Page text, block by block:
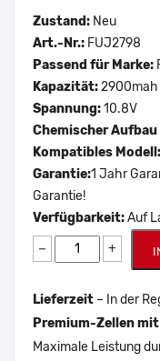
Zustand: Neu
Art.-Nr.: FUJ2798
Passend für Marke:
Kapazität:2900mah
Spannung:10.8V
Chemischer Aufbau
Kompatibles Modell:
Garantie:1 Jahr
Garantie!
Verfügbarkeit:Auf
− +
Lieferzeit – In der
Premium-Zellen
Maximale Leistung